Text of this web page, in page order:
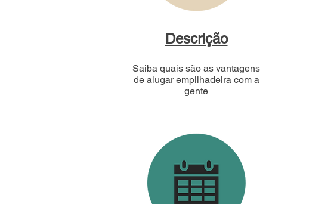
Descrição
Saiba quais são as vantagens
de alugar empilhadeira com a
gente